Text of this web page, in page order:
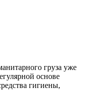
груза уже
основе
гигиены,